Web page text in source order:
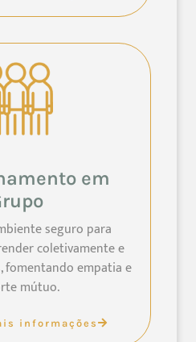
em
seguro para
coletivamente e
fomentando empatia e
mútuo.
informações